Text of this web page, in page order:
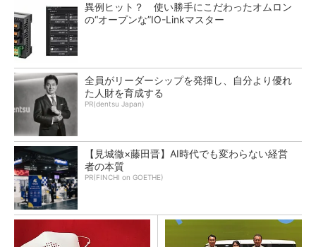
異例ヒット？ 使い勝手にこだわったオムロン
の“オープンな”IO-Linkマスター
全員がリーダーシップを発揮し、自分より優れ
た人財を育成する
PR(dentsu Japan)
【見城徹×藤田晋】AI時代でも変わらない経営
者の本質
PR(FINCHI on GOETHE)